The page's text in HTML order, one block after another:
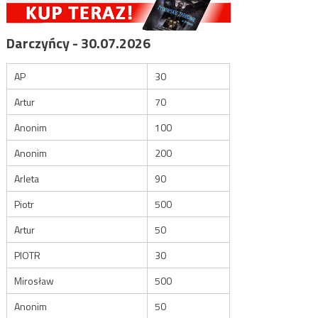
Darczyńcy - 30.07.2026
AP
30
Artur
70
Anonim
100
Anonim
200
Arleta
90
Piotr
500
Artur
50
PIOTR
30
Mirosław
500
Anonim
50